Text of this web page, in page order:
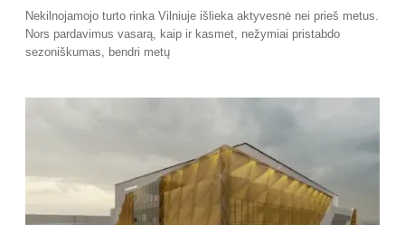
Nekilnojamojo turto rinka Vilniuje išlieka aktyvesnė nei prieš metus.
Nors pardavimus vasarą, kaip ir kasmet, nežymiai pristabdo
sezoniškumas, bendri metų